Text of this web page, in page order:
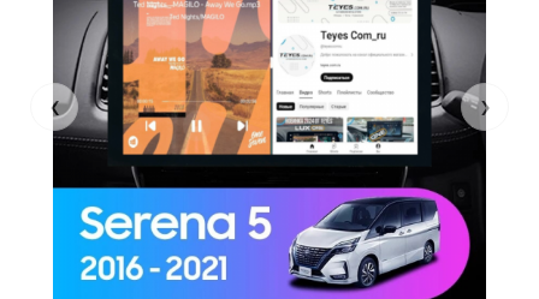
‹ ›